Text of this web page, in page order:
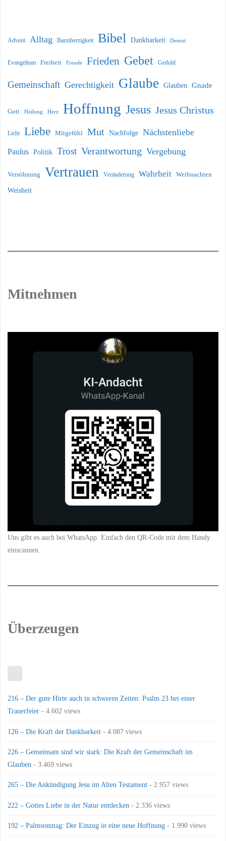
Advent Alltag Barmherzigkeit Bibel Dankbarkeit Demut
Evangelium Freiheit Freude Frieden Gebet Geduld
Gemeinschaft Gerechtigkeit Glaube Glauben Gnade
Gott Heilung Herz Hoffnung Jesus Jesus Christus
Licht Liebe Mitgefühl Mut Nachfolge Nächstenliebe
Paulus Politik Trost Verantwortung Vergebung
Versöhnung Vertrauen Veränderung Wahrheit Weihnachten
Weisheit
Mitnehmen
Uns gibt es auch bei WhatsApp. Einfach den QR-Code mit dem Handy
einscannen.
Überzeugen
216 – Der gute Hirte auch in schweren Zeiten: Psalm 23 bei einer
Trauerfeier - 4.602 views
126 – Die Kraft der Dankbarkeit - 4.087 views
226 – Gemeinsam sind wir stark: Die Kraft der Gemeinschaft im
Glauben - 3.469 views
265 – Die Ankündigung Jesu im Alten Testament - 2.957 views
222 – Gottes Liebe in der Natur entdecken - 2.336 views
192 – Palmsonntag: Der Einzug in eine neue Hoffnung - 1.990 views